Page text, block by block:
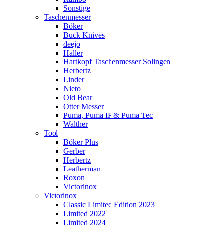
Sonstige
Taschenmesser
Böker
Buck Knives
deejo
Haller
Hartkopf Taschenmesser Solingen
Herbertz
Linder
Nieto
Old Bear
Otter Messer
Puma, Puma IP & Puma Tec
Walther
Tool
Böker Plus
Gerber
Herbertz
Leatherman
Roxon
Victorinox
Victorinox
Classic Limited Edition 2023
Limited 2022
Limited 2024